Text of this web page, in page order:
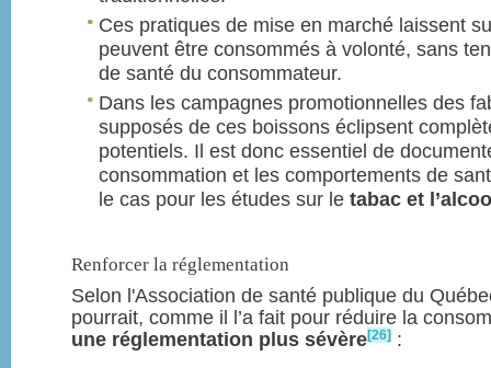
Ces pratiques de mise en marché laissent
peuvent être consommés à volonté, sans
de santé du consommateur.
Dans les campagnes promotionnelles des
supposés de ces boissons éclipsent
potentiels. Il est donc essentiel de
consommation et les comportements de
le cas pour les études sur le tabac et
Renforcer la réglementation
Selon l'Association de santé publique du
pourrait, comme il l’a fait pour réduire la
une réglementation plus sévère[26] :